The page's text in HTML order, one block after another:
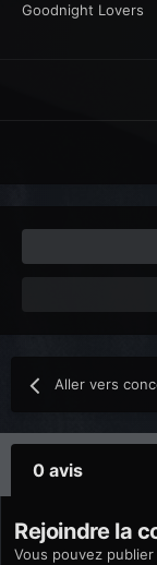
Goodnight Lovers
Aller vers
0 avis
Rejoindre la
Vous pouvez